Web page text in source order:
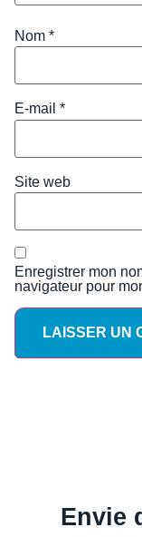
Nom *
E-mail *
Site web
Enregistrer mon
navigateur pour
Envie